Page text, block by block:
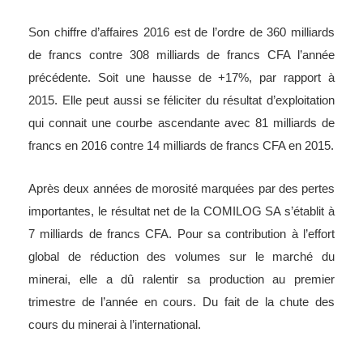
Son chiffre d’affaires 2016 est de l’ordre de 360 milliards
de francs contre 308 milliards de francs CFA l’année
précédente. Soit une hausse de +17%, par rapport à
2015. Elle peut aussi se féliciter du résultat d’exploitation
qui connait une courbe ascendante avec 81 milliards de
francs en 2016 contre 14 milliards de francs CFA en 2015.
Après deux années de morosité marquées par des pertes
importantes, le résultat net de la COMILOG SA s’établit à
7 milliards de francs CFA. Pour sa contribution à l’effort
global de réduction des volumes sur le marché du
minerai, elle a dû ralentir sa production au premier
trimestre de l’année en cours. Du fait de la chute des
cours du minerai à l’international.